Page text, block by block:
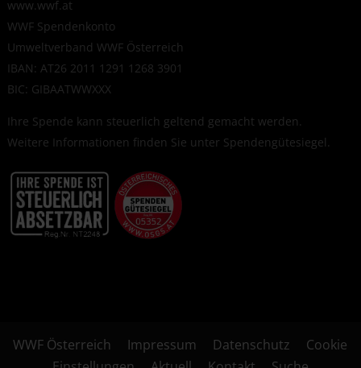
www.wwf.at
WWF Spendenkonto
Umweltverband WWF Österreich
IBAN: AT26 2011 1291 1268 3901
BIC: GIBAATWWXXX
Ihre Spende kann steuerlich geltend gemacht werden.
Weitere Informationen finden Sie unter Spendengütesiegel
WWF Österreich Impressum Datenschutz
Cookie